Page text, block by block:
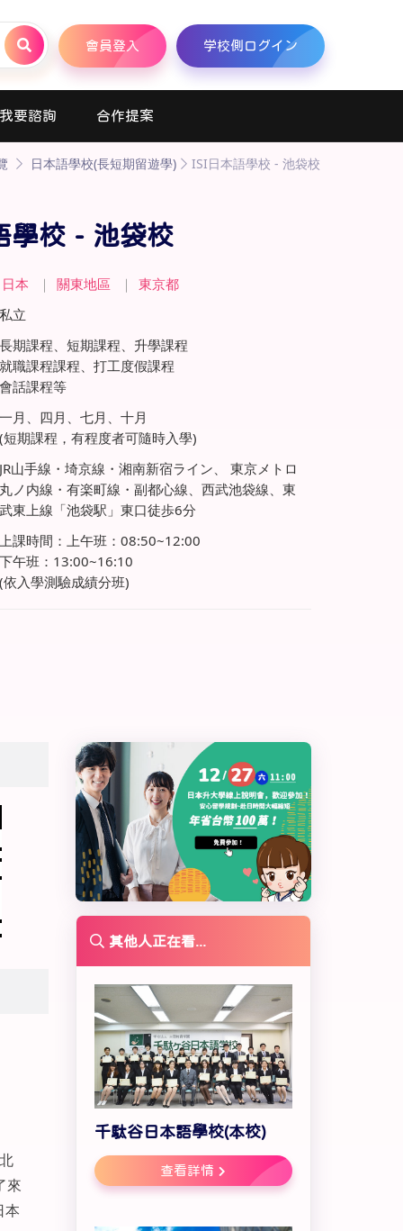
會員登入 学校側ログイン
我要諮詢 合作提案
日本語學校(長短期留遊學) ISI日本語學校 - 池袋校
學校 - 池袋校
日本 ｜ 關東地區 ｜
東京都
私立
長期課程、短期課程、升學課程
就職課程課程、打工度假課程
會話課程等
一月、四月、七月、十月
(短期課程，有程度者可隨時入學)
JR山手線・埼京線・湘南新宿ライン、 東京メトロ
丸ノ内線・有楽町線・副都心線、西武池袋線、東
武東上線「池袋駅」東口徒歩6分
上課時間：上午班：08:50~12:00
下午班：13:00~16:10
(依入學測驗成績分班)
來
本
其他人正在看...
千駄谷日本語學校(本校)
查看詳情